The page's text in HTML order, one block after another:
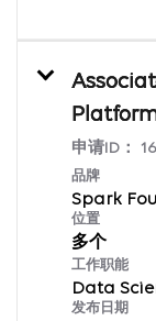
申请ID：
品牌
Spark
位置
多个
工作职能
Data
发布日期